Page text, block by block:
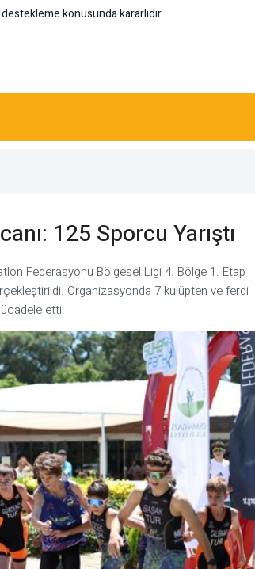
ne mesaj veriyor?
125 Sporcu Yarıştı
Federasyonu Bölgesel Ligi 4. Bölge 1. Etap
Organizasyonda 7 kulüpten ve ferdi
etti.